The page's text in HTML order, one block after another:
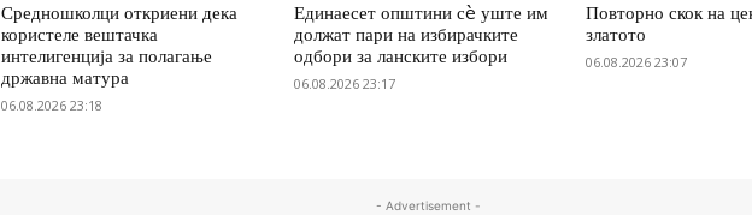
Средношколци откриени дека
користеле вештачка
интелигенција за полагање
државна матура
06.08.2026 23:18
Единаесет општини сè уште им
должат пари на избирачките
одбори за ланските избори
06.08.2026 23:17
Повторно скок на
златото
06.08.2026 23:07
- Advertisement -